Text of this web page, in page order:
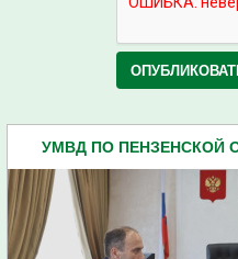
УМВД ПО ПЕНЗЕНСКОЙ